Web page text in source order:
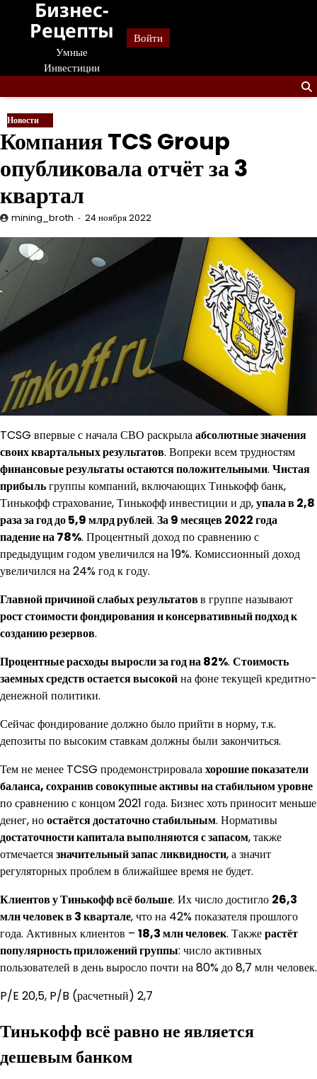
Перейти
содержанию
Бизнес-
Рецепты
Умные
Инвестиции
Войти
Новости
Компания TCS Group
опубликовала отчёт за 3
квартал
mining_broth 24 ноября 2022
TCSG впервые с начала СВО раскрылаабсолютные значения
своих квартальных результатов. Вопреки всем трудностям
финансовые результаты остаются положительными. Чистая
прибыльгруппы компаний, включающих Тинькофф банк,
Тинькофф страхование, Тинькофф инвестиции и др,упала в 2,8
раза за год до 5,9 млрд рублей. За 9 месяцев 2022 года
падение на 78%. Процентный доход по сравнению с
предыдущим годом увеличился на 19%. Комиссионный доход
увеличился на 24% год к году.
Главной причиной слабых результатовв группе называют
рост стоимости фондирования и консервативный подход к
созданию резервов.
Процентные расходы выросли за год на 82%. Стоимость
заемных средств остается высокойна фоне текущей кредитно-
денежной политики.
Сейчас фондирование должно было прийти в норму, т.к.
депозиты по высоким ставкам должны были закончиться.
Тем не менее TCSG продемонстрировалахорошие показатели
баланса, сохранив совокупные активы на стабильном уровне
по сравнению с концом 2021 года. Бизнес хоть приносит меньше
денег, ноостаётся достаточно стабильным. Нормативы
достаточности капитала выполняются с запасом, также
отмечаетсязначительный запас ликвидности, а значит
регуляторных проблем в ближайшее время не будет.
Клиентов у Тинькофф всё больше. Их число достигло 26,3
млн человек в 3 квартале, что на 42% показателя прошлого
года. Активных клиентов – 18,3 млн человек. Такжерастёт
популярность приложений группы: число активных
пользователей в день выросло почти на 80% до 8,7 млн человек.
P/E 20,5, P/B (расчетный) 2,7
Тинькофф всё равно не является
дешевым банком